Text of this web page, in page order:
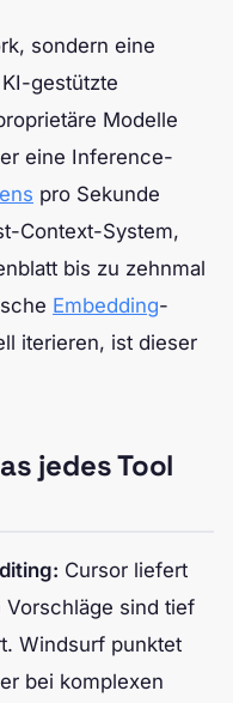
sondern eine
gestützte
Modelle
eine Inference-
pro Sekunde
Context-System,
bis zu zehnmal
Embedding-
iterieren, ist dieser
jedes Tool
Cursor liefert
Vorschläge sind tief
Windsurf punktet
bei komplexen